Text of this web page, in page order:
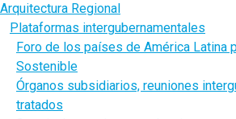
Arquitectura Regional
Plataformas intergubernamentales
Foro de los países de América Latina
Sostenible
Órganos subsidiarios, reuniones
tratados